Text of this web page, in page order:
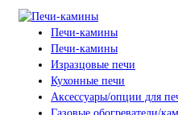
Печи-камины
Печи-камины
Изразцовые печи
Кухонные печи
Аксессуары/опции для